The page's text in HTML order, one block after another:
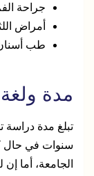
جراحة
أمراض
طب
مدة
سنوات في حال
الجامعة، أما